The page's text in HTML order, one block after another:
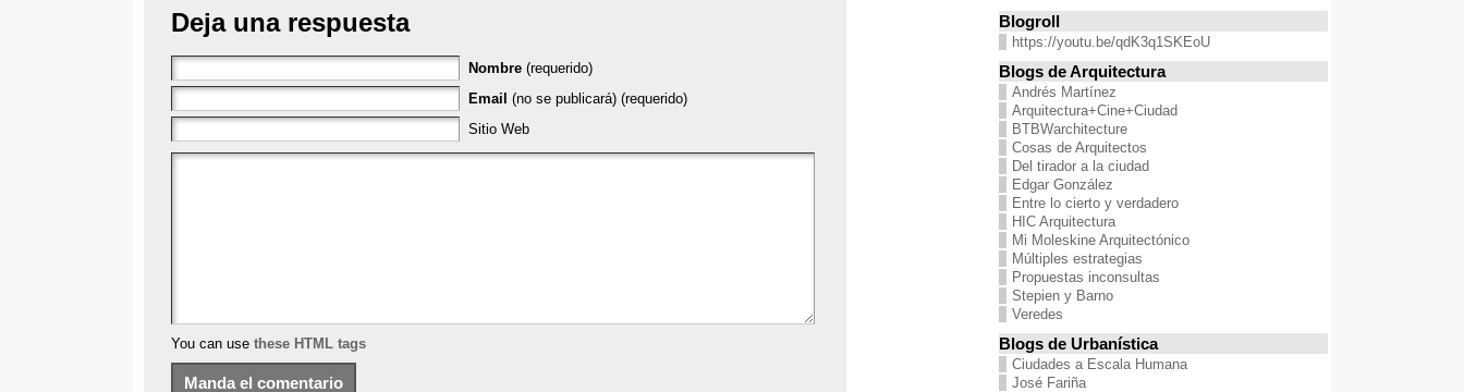
Deja una respuesta
Nombre (requerido)
Email (no se publicará) (requerido)
Sitio Web
You can use these HTML tags
Blogroll
https://youtu.be/qdK3q1SKEoU
Blogs de Arquitectura
Andrés Martínez
Arquitectura+Cine+Ciudad
BTBWarchitecture
Cosas de Arquitectos
Del tirador a la ciudad
Edgar González
Entre lo cierto y verdadero
HIC Arquitectura
Mi Moleskine Arquitectónico
Múltiples estrategias
Propuestas inconsultas
Stepien y Barno
Veredes
Blogs de Urbanística
Ciudades a Escala Humana
José Fariña